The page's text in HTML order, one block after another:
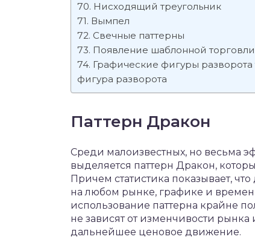
Нисходящий треугольник
Вымпел
Свечные паттерны
Появление шаблонной
Графические фигуры
фигура разворота
Паттерн Дракон
Среди малоизвестных, но весьма
выделяется паттерн Дракон,
Причем статистика показывает,
на любом рынке, графике и
использование паттерна крайне
не зависят от изменчивости
дальнейшее ценовое движение.